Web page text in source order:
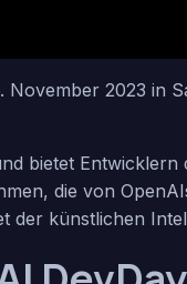
2023 in
bietet
die von
der künstlichen